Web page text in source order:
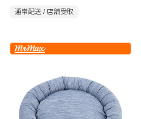
通常配送 / 店舗受取